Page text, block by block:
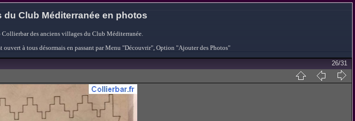
Club Méditerranée en photos
des anciens villages du Club Méditerranée.
à tous désormais en passant par Menu "Découvrir", Option "Ajouter des Photos"
26/31